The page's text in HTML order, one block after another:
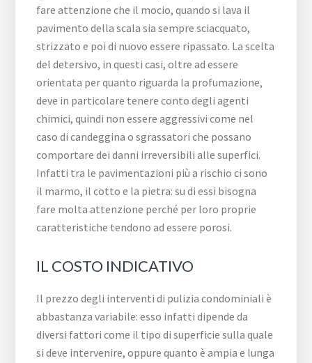
fare attenzione che il mocio, quando si lava il
pavimento della scala sia sempre sciacquato,
strizzato e poi di nuovo essere ripassato. La scelta
del detersivo, in questi casi, oltre ad essere
orientata per quanto riguarda la profumazione,
deve in particolare tenere conto degli agenti
chimici, quindi non essere aggressivi come nel
caso di candeggina o sgrassatori che possano
comportare dei danni irreversibili alle superfici.
Infatti tra le pavimentazioni più a rischio ci sono
il marmo, il cotto e la pietra: su di essi bisogna
fare molta attenzione perché per loro proprie
caratteristiche tendono ad essere porosi.
IL COSTO INDICATIVO
Il prezzo degli interventi di pulizia condominiali è
abbastanza variabile: esso infatti dipende da
diversi fattori come il tipo di superficie sulla quale
si deve intervenire, oppure quanto è ampia e lunga